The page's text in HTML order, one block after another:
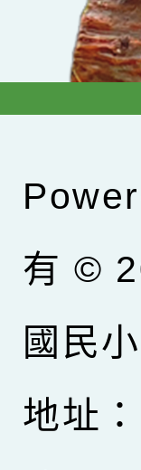
有 ©
國民
地址